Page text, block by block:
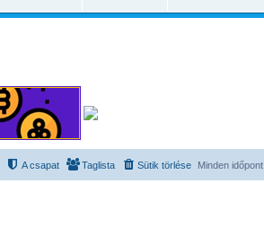
Minden időpont
Sütik törlése
Taglista
A csapat